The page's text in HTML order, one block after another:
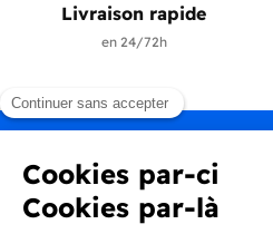
Livraison rapide
en 24/72h